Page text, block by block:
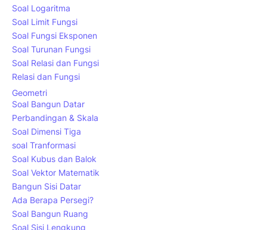
Soal Logaritma
Soal Limit Fungsi
Soal Fungsi Eksponen
Soal Turunan Fungsi
Soal Relasi dan Fungsi
Relasi dan Fungsi
Geometri
Soal Bangun Datar
Perbandingan & Skala
Soal Dimensi Tiga
soal Tranformasi
Soal Kubus dan Balok
Soal Vektor Matematik
Bangun Sisi Datar
Ada Berapa Persegi?
Soal Bangun Ruang
Soal Sisi Lengkung